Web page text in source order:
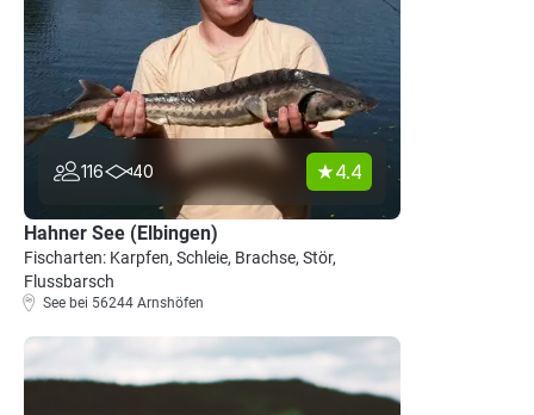
116 40 4.4
Hahner See (Elbingen)
Fischarten: Karpfen, Schleie, Brachse, Stör,
Flussbarsch
See bei 56244 Arnshöfen